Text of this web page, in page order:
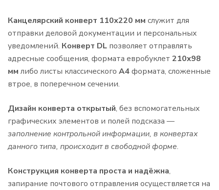
Канцелярский конверт 110х220 мм служит для
отправки деловой документации и персональных
уведомлений. Конверт DL позволяет отправлять
адресные сообщения, формата евробуклет 210х98
мм либо листы классического А4формата, сложенные
втрое, в поперечном сечении.
Дизайн конверта открытый, без вспомогательных
графических элементов и полей подсказа —
заполнение контрольной информации, в конвертах
данного типа, происходит в свободной форме.
Конструкция конверта проста и надёжна,
запирание почтового отправления осуществляется на